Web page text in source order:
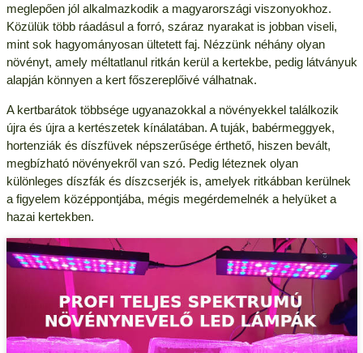
meglepően jól alkalmazkodik a magyarországi viszonyokhoz.
Közülük több ráadásul a forró, száraz nyarakat is jobban viseli,
mint sok hagyományosan ültetett faj. Nézzünk néhány olyan
növényt, amely méltatlanul ritkán kerül a kertekbe, pedig látványuk
alapján könnyen a kert főszereplőivé válhatnak.
A kertbarátok többsége ugyanazokkal a növényekkel találkozik
újra és újra a kertészetek kínálatában. A tuják, babérmeggyek,
hortenziák és díszfüvek népszerűsége érthető, hiszen bevált,
megbízható növényekről van szó. Pedig léteznek olyan
különleges díszfák és díszcserjék is, amelyek ritkábban kerülnek
a figyelem középpontjába, mégis megérdemelnék a helyüket a
hazai kertekben.